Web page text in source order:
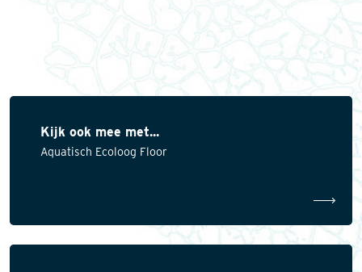
Kijk ook mee met...
Aquatisch Ecoloog Floor